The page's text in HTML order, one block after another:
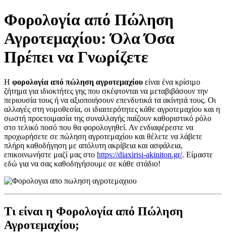
Φορολογία από Πώληση
Αγροτεμαχίου: Όλα Όσα
Πρέπει να Γνωρίζετε
Η φορολογία από πώληση αγροτεμαχίου είναι ένα κρίσιμο
ζήτημα για ιδιοκτήτες γης που σκέφτονται να μεταβιβάσουν την
περιουσία τους ή να αξιοποιήσουν επενδυτικά τα ακίνητά τους. Οι
αλλαγές στη νομοθεσία, οι ιδιαιτερότητες κάθε αγροτεμαχίου και η
σωστή προετοιμασία της συναλλαγής παίζουν καθοριστικό ρόλο
στο τελικό ποσό που θα φορολογηθεί. Αν ενδιαφέρεστε να
προχωρήσετε σε πώληση αγροτεμαχίου και θέλετε να λάβετε
πλήρη καθοδήγηση με απόλυτη ακρίβεια και ασφάλεια,
επικοινωνήστε μαζί μας στο https://diaxirisi-akiniton.gr/. Είμαστε
εδώ για να σας καθοδηγήσουμε σε κάθε στάδιο!
Τι είναι η Φορολογία από Πώληση
Αγροτεμαχίου;